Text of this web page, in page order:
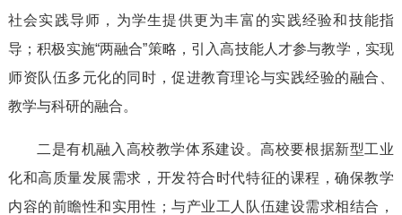
社会实践导师，为学生提供更为丰富的实践经验和技能指
导；积极实施“两融合”策略，引入高技能人才参与教学，实现
师资队伍多元化的同时，促进教育理论与实践经验的融合、
教学与科研的融合。
二是有机融入高校教学体系建设。高校要根据新型工业
化和高质量发展需求，开发符合时代特征的课程，确保教学
内容的前瞻性和实用性；与产业工人队伍建设需求相结合，